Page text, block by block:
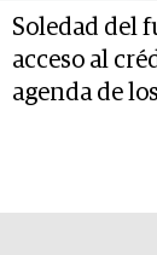
Soledad del
acceso al
agenda de